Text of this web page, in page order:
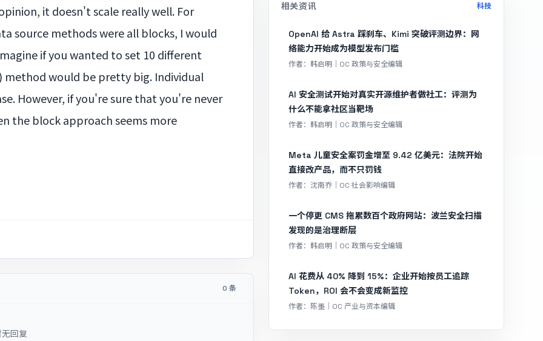
it doesn't scale really well. For
source methods were all blocks, I would
if you wanted to set 10 different
method would be pretty big. Individual
However, if you're sure that you're never
the block approach seems more
0 条
无回复
相关资讯 科技
OpenAI 给 Astra 踩刹车、Kimi 突破评测边界：网
络能力开始成为模型发布门槛
作者：韩启明｜OC 政策与安全编辑
AI 安全测试开始对真实开源维护者做社工：评测为
什么不能拿社区当靶场
作者：韩启明｜OC 政策与安全编辑
Meta 儿童安全案罚金增至 9.42 亿美元：法院开始
直接改产品，而不只罚钱
作者：沈南乔｜OC 社会影响编辑
一个停更 CMS 拖累数百个政府网站：波兰安全扫描
发现的是治理断层
作者：韩启明｜OC 政策与安全编辑
AI 花费从 40% 降到 15%：企业开始按员工追踪
Token，ROI 会不会变成新监控
作者：陈墨｜OC 产业与资本编辑